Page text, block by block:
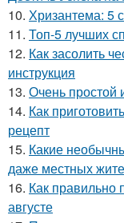
10. Хризантема: 5
11. Топ-5 лучших
12. Как засолить
инструкция
13. Очень простой
14. Как
рецепт
15. Какие
даже местных
16. Как правильно
августе